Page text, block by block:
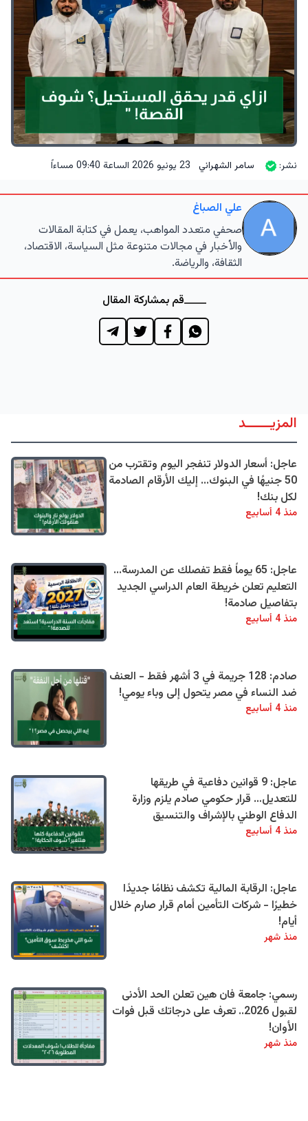
نشر: سامر الشهراني 23 يونيو 2026 الساعة 09:40 مساءاً
علي الصباغ
صحفي متعدد المواهب، يعمل في كتابة المقالات
والأخبار في مجالات متنوعة مثل السياسة، الاقتصاد،
الثقافة، والرياضة.
قم بمشاركة المقال
المزيــــــد
عاجل: أسعار الدولار تنفجر اليوم وتقترب من
50 جنيهًا في البنوك... إليك الأرقام الصادمة
لكل بنك!
منذ 4 أسابيع
عاجل: 65 يوماً فقط تفصلك عن المدرسة...
التعليم تعلن خريطة العام الدراسي الجديد
بتفاصيل صادمة!
منذ 4 أسابيع
صادم: 128 جريمة في 3 أشهر فقط - العنف
ضد النساء في مصر يتحول إلى وباء يومي!
منذ 4 أسابيع
عاجل: 9 قوانين دفاعية في طريقها
للتعديل… قرار حكومي صادم يلزم وزارة
الدفاع الوطني بالإشراف والتنسيق
منذ 4 أسابيع
عاجل: الرقابة المالية تكشف نظامًا جديدًا
خطيرًا - شركات التأمين أمام قرار صارم خلال
أيام!
منذ شهر
رسمي: جامعة فان هين تعلن الحد الأدنى
لقبول 2026.. تعرف على درجاتك قبل فوات
الأوان!
منذ شهر